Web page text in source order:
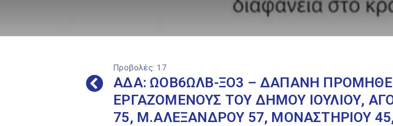
Προβολές: 17
ΑΔΑ: ΩΟΒ6ΩΛΒ-ΞΟ3 – ΔΑΠΑΝΗ
ΕΡΓΑΖΟΜΕΝΟΥΣ ΤΟΥ ΔΗΜΟΥ ΙΟΥΛΙΟΥ,
75, Μ.ΑΛΕΞΑΝΔΡΟΥ 57, ΜΟΝΑΣΤΗΡΙΟΥ